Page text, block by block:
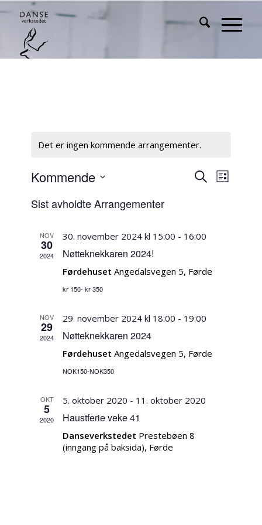
Det er ingen kommende arrangementer.
Views
Søk
Views
Liste
Kommende
dato.
Sist avholdte Arrangementer
NOV
30
2024
30. november 2024 kl 15:00 - 16:00
Nøtteknekkaren 2024!
FørdehusetAngedalsvegen 5, Førde
kr 150- kr 350
NOV
29
2024
29. november 2024 kl 18:00 - 19:00
Nøtteknekkaren 2024
FørdehusetAngedalsvegen 5, Førde
NOK150-NOK350
OKT
5
2020
5. oktober 2020 - 11. oktober 2020
Haustferie veke 41
Danseverkstedet Prestebøen 8
(inngang på baksida), Førde